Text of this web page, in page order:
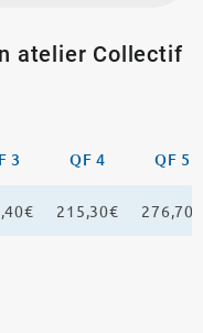
atelier Collectif
3 QF 4 QF 5
215,30€ 276,70€